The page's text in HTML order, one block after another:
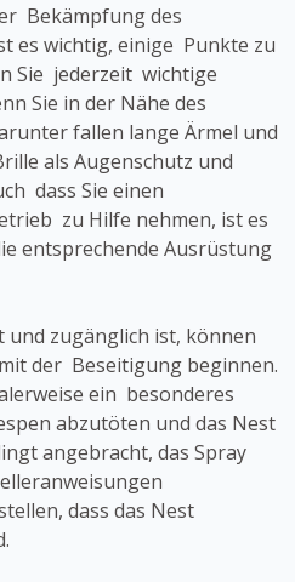
Bekämpfung des
es wichtig, einige Punkte zu
Sie jederzeit wichtige
Sie in der Nähe des
fallen lange Ärmel und
als Augenschutz und
dass Sie einen
zu Hilfe nehmen, ist es
entsprechende Ausrüstung
und zugänglich ist, können
der Beseitigung beginnen.
ein besonderes
abzutöten und das Nest
angebracht, das Spray
dass das Nest